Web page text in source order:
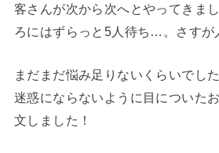
客さんが次から次へとやってきま
ろにはずらっと5人待ち…。さすが
まだまだ悩み足りないくらいでし
迷惑にならないように目についた
文しました！